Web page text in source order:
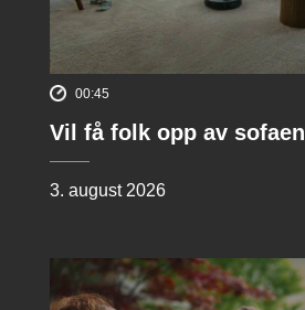
00:45
Vil få folk opp av sofaen
3. august 2026